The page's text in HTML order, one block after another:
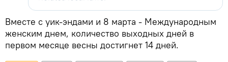
Вместе с уик-эндами и 8 марта - Международным
женским днем, количество выходных дней в
первом месяце весны достигнет 14 дней.